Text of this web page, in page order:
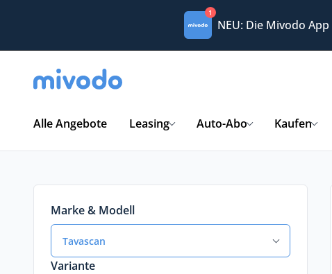
1
NEU: Die Mivodo App
Alle Angebote Leasing Auto-Abo Kaufen
Marke & Modell
Tavascan
Variante